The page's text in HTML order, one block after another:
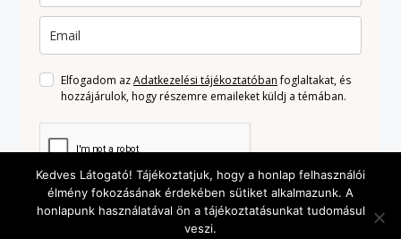
Elfogadom azAdatkezelési tájékoztatóbanfoglaltakat, és
hozzájárulok, hogy részemre emaileket küldj a témában.
Kérem a mini videós tréninget!
Kedves Látogató! Tájékoztatjuk, hogy a honlap felhasználói
élmény fokozásának érdekében sütiket alkalmazunk. A
honlapunk használatával ön a tájékoztatásunkat tudomásul
veszi.